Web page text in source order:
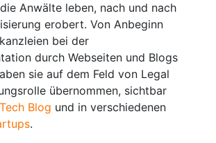
Anwälte leben, nach und nach
erobert. Von Anbeginn
bei der
durch Webseiten und Blogs
sie auf dem Feld von Legal
übernommen, sichtbar
Blog und in verschiedenen
.